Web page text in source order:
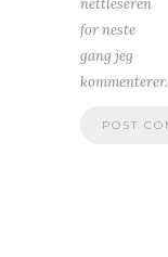
nettleseren
for neste
gang jeg
kommenterer.